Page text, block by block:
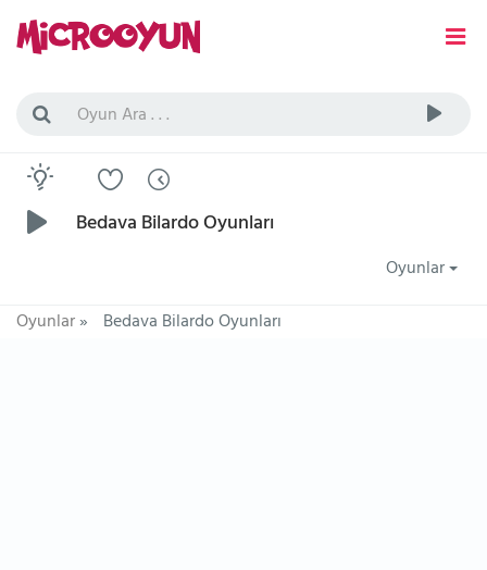
Bedava Bilardo Oyunları
Oyunlar
Oyunlar» Bedava Bilardo Oyunları